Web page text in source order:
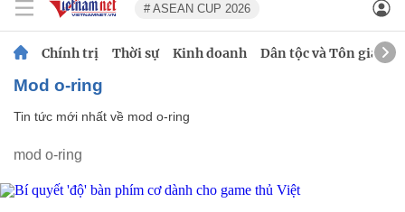
# ASEAN CUP 2026
Chính trị Thời sự Kinh doanh Dân tộc và Tôn giáo
mod o-ring
Tin tức mới nhất về mod o-ring
mod o-ring